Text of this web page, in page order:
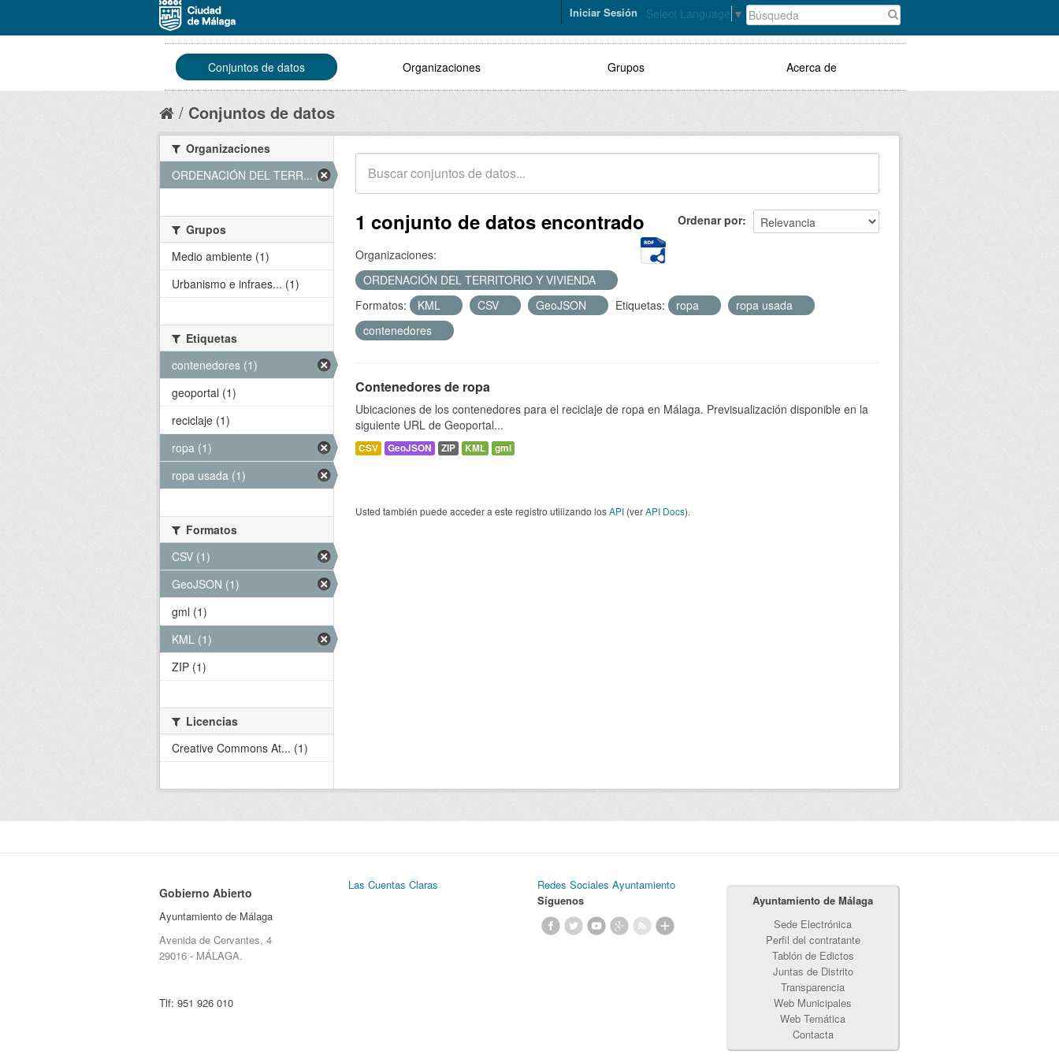
Select Language ▼
Iniciar Sesión
Conjuntos de datos Organizaciones Grupos Acerca de
Conjuntos de datos
Ordenar por
1 conjunto de datos encontrado
Organizaciones:
ORDENACIÓN DEL TERRITORIO Y VIVIENDA
Formatos:
KML CSV GeoJSON Etiquetas: ropa
ropa usada
contenedores
Contenedores de ropa
Ubicaciones de los contenedores para el reciclaje de ropa en Málaga. Previsualización disponible en la
siguiente URL de Geoportal...
CSV GeoJSON ZIP KML gml
Usted también puede acceder a este registro utilizando losAPI (verAPI Docs).
Organizaciones
ORDENACIÓN DEL TERR... (1)
Grupos
Medio ambiente (1)
Urbanismo e infraes... (1)
Etiquetas
contenedores (1)
geoportal (1)
reciclaje (1)
ropa (1)
ropa usada (1)
Formatos
CSV (1)
GeoJSON (1)
gml (1)
KML (1)
ZIP (1)
Licencias
Creative Commons At... (1)
Gobierno Abierto
Ayuntamiento de Málaga
Avenida de Cervantes, 4
29016 - MÁLAGA.
Tlf: 951 926 010
Las Cuentas Claras
Redes Sociales Ayuntamiento
Síguenos
Ayuntamiento de Málaga
Sede Electrónica
Perfil del contratante
Tablón de Edictos
Juntas de Distrito
Transparencia
Web Municipales
Web Temática
Contacta